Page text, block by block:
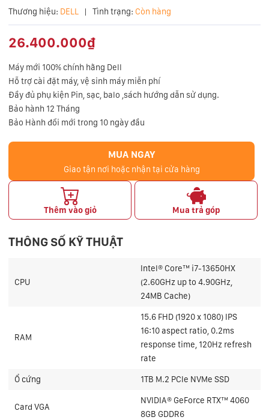
Thương hiệu: DELL | Tình trạng: Còn hàng
26.400.000₫
Máy mới 100% chính hãng Dell
Hỗ trợ cài đặt máy, vệ sinh máy miễn phí
Đầy đủ phụ kiện Pin, sạc, balo ,sách hướng dẫn sử dụng.
Bảo hành 12 Tháng
Bảo Hành đổi mới trong 10 ngày đầu
MUA NGAY
Giao tận nơi hoặc nhận tại cửa hàng
Thêm vào giỏ Mua trả góp
THÔNG SỐ KỸ THUẬT
CPU
Intel® Core™ i7-13650HX
(2.60GHz up to 4.90GHz,
24MB Cache)
RAM
15.6 FHD (1920 x 1080) IPS
16:10 aspect ratio, 0.2ms
response time, 120Hz refresh
rate
Ổ cứng 1TB M.2 PCIe NVMe SSD
Card VGA
NVIDIA® GeForce RTX™ 4060
8GB GDDR6